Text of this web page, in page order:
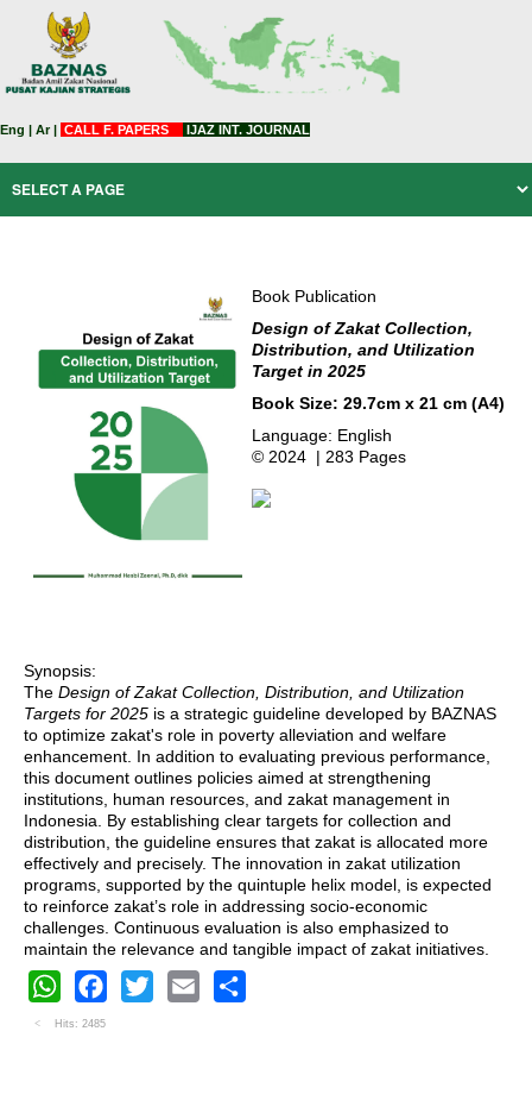
Eng | Ar| CALL F. PAPERS IJAZ INT. JOURNAL
Book Publication
Design of Zakat Collection,
Distribution, and Utilization
Target in 2025
Book Size: 29.7cm x 21 cm (A4)
Language: English
© 2024 | 283 Pages
Synopsis:
The Design of Zakat Collection, Distribution, and Utilization
Targets for 2025 is a strategic guideline developed by BAZNAS
to optimize zakat's role in poverty alleviation and welfare
enhancement. In addition to evaluating previous performance,
this document outlines policies aimed at strengthening
institutions, human resources, and zakat management in
Indonesia. By establishing clear targets for collection and
distribution, the guideline ensures that zakat is allocated more
effectively and precisely. The innovation in zakat utilization
programs, supported by the quintuple helix model, is expected
to reinforce zakat’s role in addressing socio-economic
challenges. Continuous evaluation is also emphasized to
maintain the relevance and tangible impact of zakat initiatives.
WhatsAppFacebook
Hits: 2485